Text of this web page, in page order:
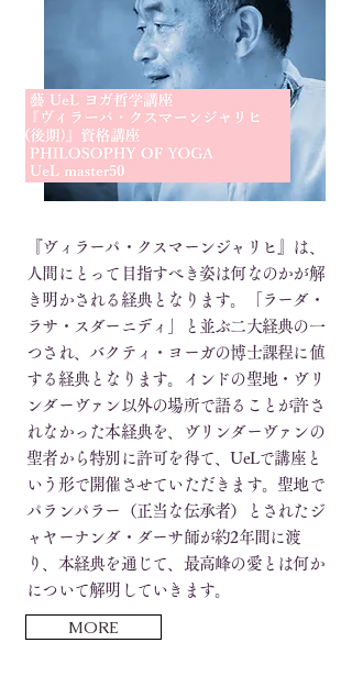
『ヴィラーパ・クスマーンジャリヒ』は、
人間にとって目指すべき姿は何なのかが解
き明かされる経典となります。「ラーダ・
ラサ・スダーニディ」と並ぶ二大経典の一
つされ、バクティ・ヨーガの博士課程に値
する経典となります。インドの聖地・ヴリ
ンダーヴァン以外の場所で語ることが許さ
れなかった本経典を、ヴリンダーヴァンの
聖者から特別に許可を得て、UeLで講座と
いう形で開催させていただきます。 聖地で
パランパラー（正当な伝承者）とされたジ
ャヤーナンダ・ダーサ師が約2年間に渡
り、本経典を通じて、最高峰の愛とは何か
について解明していきます。
MORE